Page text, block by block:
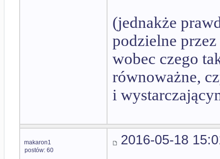
(jednakże
podzielne
wobec czego
równoważne,
i
makaron1
postów: 60
2016-05-18